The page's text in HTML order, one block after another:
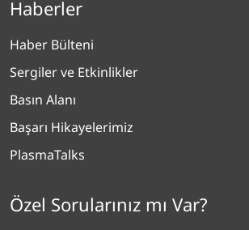
Haberler
Haber Bülteni
Sergiler ve Etkinlikler
Basın Alanı
Başarı Hikayelerimiz
PlasmaTalks
Özel Sorularınız mı Var?